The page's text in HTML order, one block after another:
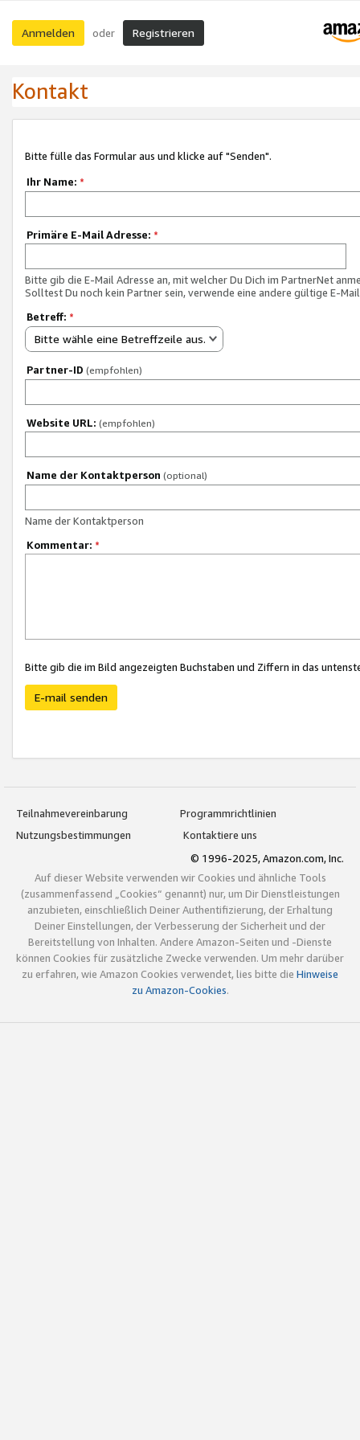
Anmelden oder Registrieren
Kontakt
Bitte fülle das Formular aus und klicke auf "Senden".
Ihr Name: *
Primäre E-Mail Adresse: *
Bitte gib die E-Mail Adresse an, mit welcher Du Dich im PartnerNet
Solltest Du noch kein Partner sein, verwende eine andere gültige E-
Betreff: *
Bitte wähle eine Betreffzeile aus.
Partner-ID (empfohlen)
Website URL: (empfohlen)
Name der Kontaktperson (optional)
Name der Kontaktperson
Kommentar: *
Bitte gib die im Bild angezeigten Buchstaben und Ziffern in das
E-mail senden
Teilnahmevereinbarung
Programmrichtlinien
Nutzungsbestimmungen
Kontaktiere uns
© 1996-2025, Amazon.com, Inc.
Auf dieser Website verwenden wir Cookies und ähnliche Tools
(zusammenfassend „Cookies“ genannt) nur, um Dir Dienstleistungen
anzubieten, einschließlich Deiner Authentifizierung, der Erhaltung
Deiner Einstellungen, der Verbesserung der Sicherheit und der
Bereitstellung von Inhalten. Andere Amazon-Seiten und -Dienste
können Cookies für zusätzliche Zwecke verwenden. Um mehr darüber
zu erfahren, wie Amazon Cookies verwendet, lies bitte die Hinweise
zu Amazon-Cookies.